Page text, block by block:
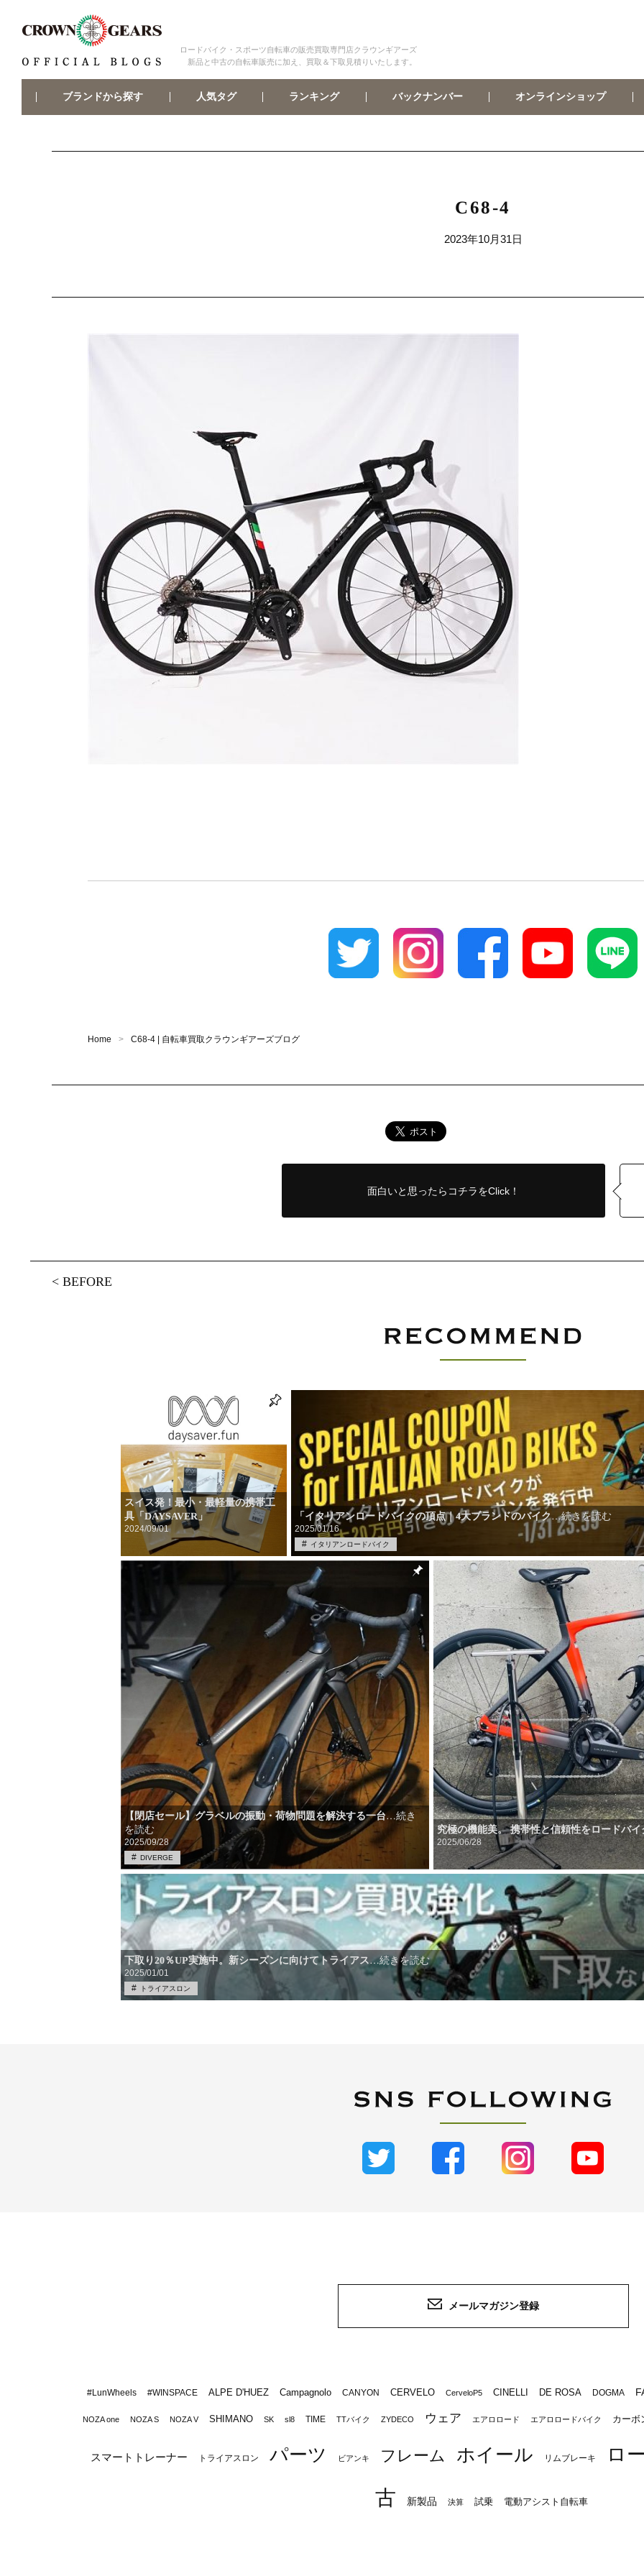
ロードバイク・スポーツ自転車の販売買取専門店クラウンギアーズ
新品と中古の自転車販売に加え、買取＆下取見積りいたします。
ブランドから探す 人気タグ ランキング バックナンバー オンラインショップ
C68-4
2023年10月31日
Home C68-4 | 自転車買取クラウンギアーズブログ
面白いと思ったら コチラをClick！
<BEFORE
スイス発！最小・最軽量の携帯工
具「DAYSAVER」
2024/09/01
「イタリアンロードバイクの頂点｜4大ブランドのバイク…続きを読む
2025/01/16
イタリアンロードバイク
【閉店セール】グラベルの振動・荷物問題を解決する一台…続き
を読む
2025/09/28
DIVERGE
究極の機能美。 携帯性と信頼性をロードバイ
2025/06/28
下取り20％UP実施中。新シーズンに向けてトライアス…続きを読む
2025/01/01
トライアスロン
メールマガジン登録
#LunWheels #WINSPACE ALPE D'HUEZ Campagnolo CANYON CERVELO CerveloP5 CINELLI DE ROSA DOGMA
NOZA one NOZA S NOZA V SHIMANO SK sl8 TIME TTバイク ZYDECO ウェア エアロロード エアロロードバイク カーボ
スマートトレーナー トライアスロン パーツ ビアンキ フレーム ホイール リムブレーキ ロ
古 新製品 決算 試乗 電動アシスト自転車